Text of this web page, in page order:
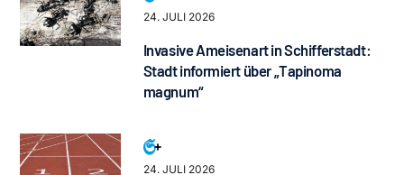
24. JULI 2026
Invasive Ameisenart in Schifferstadt:
Stadt informiert über „Tapinoma
magnum“
24. JULI 2026